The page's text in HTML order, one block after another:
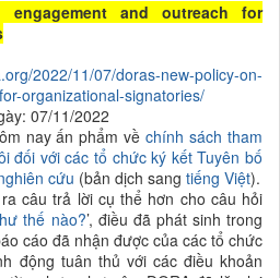
engagement and outreach for
2022/11/07/doras-new-policy-on-
organizational-signatories/
07/11/2022
nay ấn phẩm vềchính sáchtham
đối với các tổ chức ký kếtTuyên bố
cứu (bản dịch sang tiếng Việt).
câu trả lời cụ thể hơn cho câu hỏi
thế nào?’, điều đã phát sinh trong
cáo đã nhận được của các tổ chức
động tuân thủ với các điều khoản